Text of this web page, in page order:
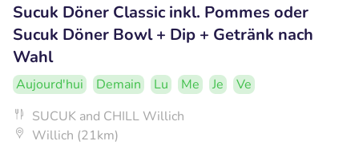
Sucuk Döner Classic inkl. Pommes oder
Sucuk Döner Bowl + Dip + Getränk nach
Wahl
Aujourd'hui Demain Lu Me Je
Ve
SUCUK and CHILL Willich
Willich (21km)